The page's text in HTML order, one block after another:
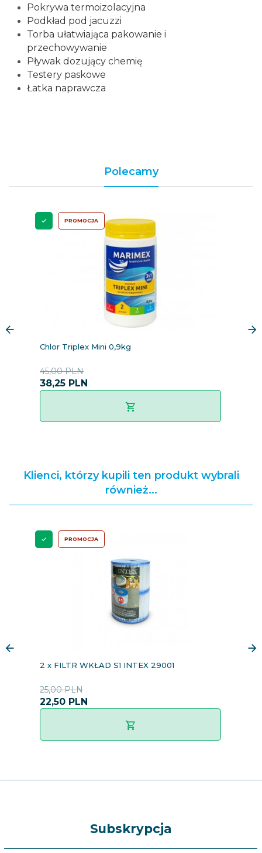
Pokrywa termoizolacyjna
Podkład pod jacuzzi
Torba ułatwiająca pakowanie i
przechowywanie
Pływak dozujący chemię
Testery paskowe
Łatka naprawcza
Polecamy
PROMOCJA
Chlor Triplex Mini 0,9kg
38,25 PLN
45,00 PLN
Klienci, którzy kupili ten produkt wybrali
również...
PROMOCJA
2 x FILTR WKŁAD S1 INTEX 29001
22,50 PLN
25,00 PLN
Subskrypcja